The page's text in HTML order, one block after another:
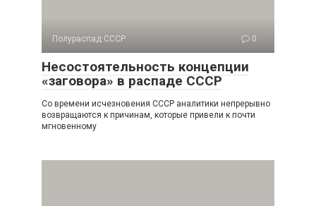
Полураспад СССР 0
Несостоятельность концепции
«заговора» в распаде СССР
Со времени исчезновения СССР аналитики непре­рывно
возвращаются к причинам, которые привели к почти
мгновенному